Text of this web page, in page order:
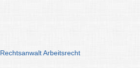
RechtsanwaltArbeitsrecht